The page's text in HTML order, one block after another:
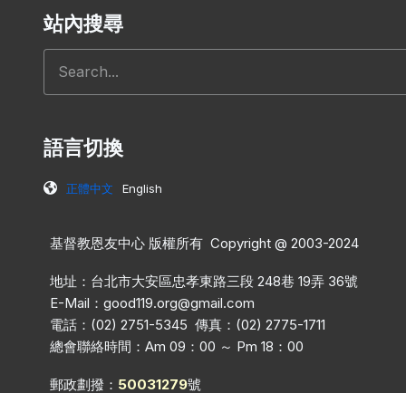
站內搜尋
語言切換
正體中文 English
基督教恩友中心 版權所有 Copyright @ 2003-2024
地址：台北市大安區忠孝東路三段 248巷 19弄 36號
E-Mail： good119.org@gmail.com
電話：(02) 2751-5345 傳真：(02) 2775-1711
總會聯絡時間：Am 09：00 ～ Pm 18：00
郵政劃撥： 50031279號